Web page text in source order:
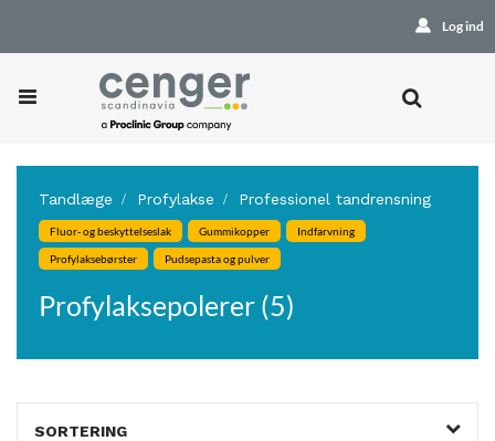
Log ind
Tandlæge Profylakse Professionel tandrensning
Fluor- og beskyttelseslak Gummikopper Indfarvning
Profylaksebørster Pudsepasta og pulver
Profylaksepolerer (5)
SORTERING